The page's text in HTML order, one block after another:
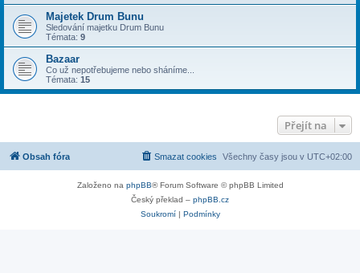
Majetek Drum Bunu
Sledování majetku Drum Bunu
Témata: 9
Bazaar
Co už nepotřebujeme nebo sháníme...
Témata: 15
Přejít na
Obsah fóra Všechny časy jsou v UTC+02:00
Smazat cookies
Založeno na phpBB® Forum Software © phpBB Limited
Český překlad – phpBB.cz
Soukromí| Podmínky